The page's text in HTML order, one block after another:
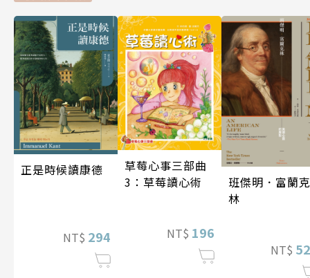
正是時候讀康德
NT$ 294
草莓心事三部曲
3：草莓讀心術
NT$ 196
班傑明．富蘭克
林
NT$